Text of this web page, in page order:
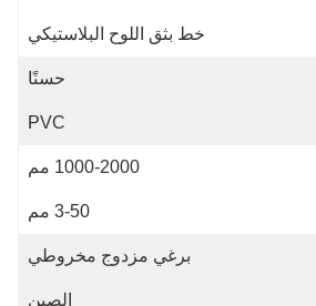
خط بثق اللوح البلاستيكي
حسنًا
PVC
1000-2000 مم
3-50 مم
برغي مزدوج مخروطي
الصين